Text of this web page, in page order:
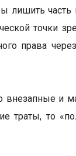
лишить
точки
права
внезапные
траты, то